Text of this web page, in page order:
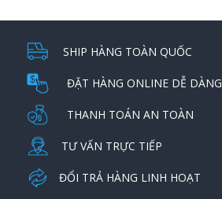
SHIP HÀNG TOÀN QUỐC
ĐẶT HÀNG ONLINE DỄ DÀNG
THANH TOÁN AN TOÀN
TƯ VẤN TRỰC TIẾP
ĐỔI TRẢ HÀNG LINH HOẠT